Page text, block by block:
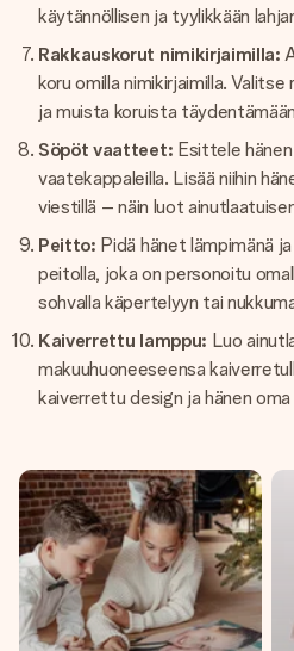
käytännöllisen ja tyylikkään
Rakkauskorut nimikirjaimilla:
koru omilla nimikirjaimilla.
ja muista koruista
Söpöt vaatteet: Esittele
vaatekappaleilla. Lisää niihin
viestillä – näin luot
Peitto: Pidä hänet lämpimänä
peitolla, joka on personoitu
sohvalla käpertelyyn tai
Kaiverrettu lamppu: Luo
makuuhuoneeseensa
kaiverrettu design ja hänen oma